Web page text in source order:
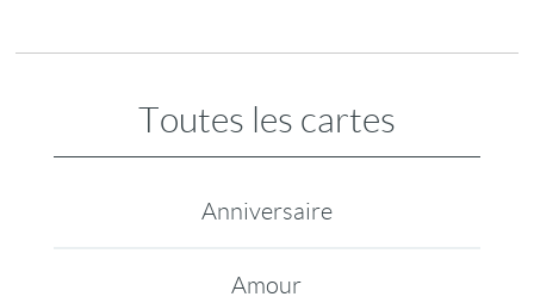
Toutes les cartes
Anniversaire
Amour